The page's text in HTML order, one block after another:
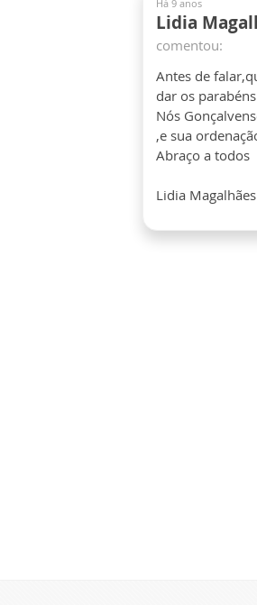
Há 9 anos
Lidia
comentou:
Antes de
dar os
Nós
,e sua
Abraço a todos
Lidia Magalhães